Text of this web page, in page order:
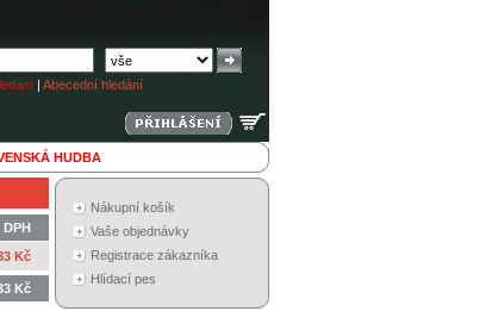
| Abecední hledání
HUDBA
DPH
Kč
Kč
Nákupní košík
Vaše objednávky
Registrace zákazníka
Hlídací pes